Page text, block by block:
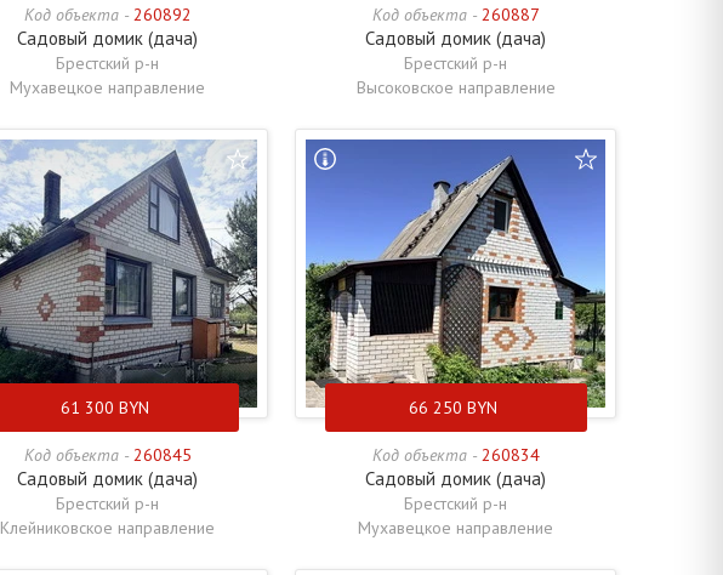
Код объекта - 260892
Садовый домик (дача)
Брестский р-н
Мухавецкое направление
Код объекта - 260887
Садовый домик (дача)
Брестский р-н
Высоковское направление
61 300 BYN
Код объекта - 260845
Садовый домик (дача)
Брестский р-н
Клейниковское направление
66 250 BYN
Код объекта - 260834
Садовый домик (дача)
Брестский р-н
Мухавецкое направление